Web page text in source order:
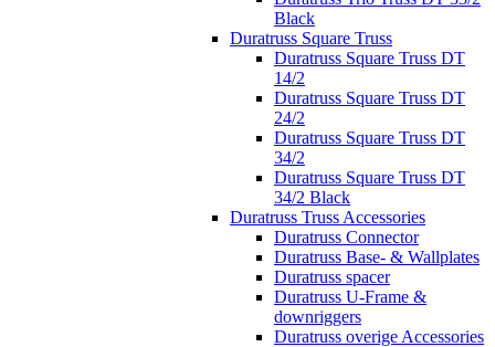
Black
Duratruss Square Truss
Duratruss Square Truss DT
14/2
Duratruss Square Truss DT
24/2
Duratruss Square Truss DT
34/2
Duratruss Square Truss DT
34/2 Black
Duratruss Truss Accessories
Duratruss Connector
Duratruss Base- & Wallplates
Duratruss spacer
Duratruss U-Frame &
downriggers
Duratruss overige Accessories